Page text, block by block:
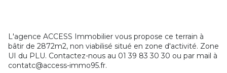
L'agence ACCESS Immobilier vous propose ce terrain à
bâtir de 2872m2, non viabilisé situé en zone d'activité. Zone
UI du PLU. Contactez-nous au 01 39 83 30 30 ou par mail à
contatc@access-immo95.fr.